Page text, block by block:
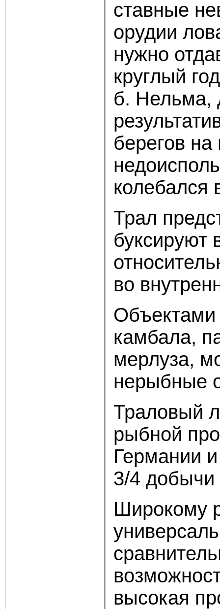
ставные
орудии
нужно
круглый
б. Нельма,
берегов
колебался
Трал
буксируют
во
Объектами
камбала,
мерлуза,
нерыбные
Траловый
рыбной
Германии
3/4
Широкому
высокая